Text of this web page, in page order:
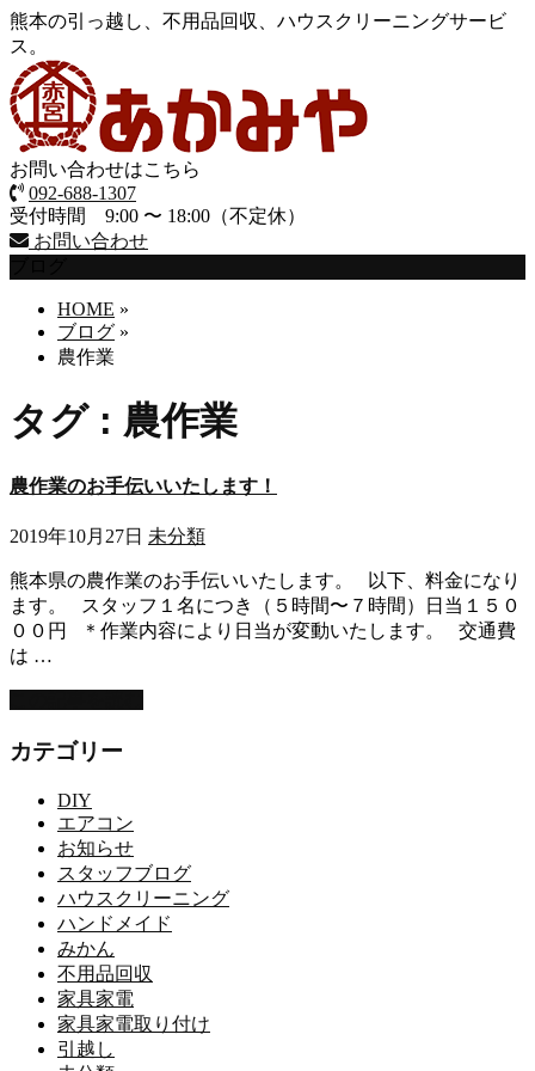
熊本の引っ越し、不用品回収、ハウスクリーニングサービ
ス。
お問い合わせはこちら
092-688-1307
受付時間 9:00 〜 18:00（不定休）
お問い合わせ
HOME »
ブログ »
農作業
タグ : 農作業
農作業のお手伝いいたします！
2019年10月27日 未分類
熊本県の農作業のお手伝いいたします。 以下、料金になり
ます。 スタッフ１名につき（５時間〜７時間）日当１５０
００円 ＊作業内容により日当が変動いたします。 交通費
は …
カテゴリー
DIY
エアコン
お知らせ
スタッフブログ
ハウスクリーニング
ハンドメイド
みかん
不用品回収
家具家電
家具家電取り付け
引越し